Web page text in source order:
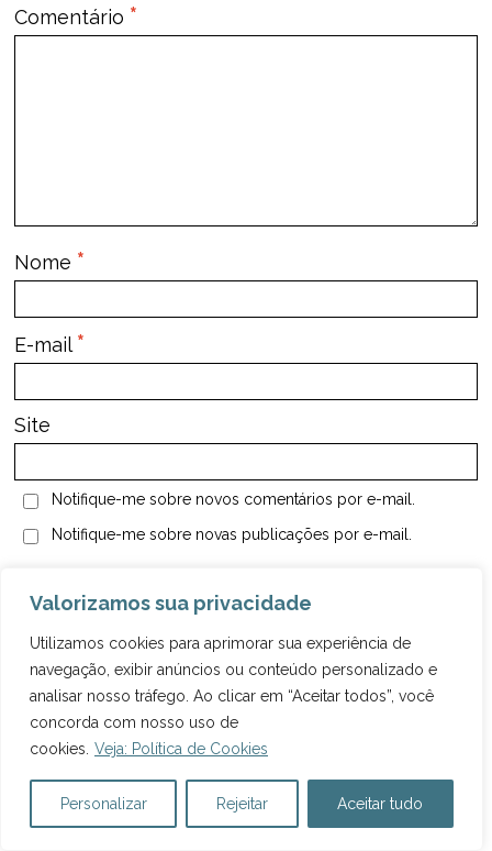
Valorizamos sua privacidade
Utilizamos cookies para aprimorar sua experiência de
navegação, exibir anúncios ou conteúdo personalizado e
analisar nosso tráfego. Ao clicar em “Aceitar todos”, você
concorda com nosso uso de
cookies. Veja: Política de Cookies
Personalizar Rejeitar Aceitar tudo
Comentário *
Nome *
E-mail*
Site
Notifique-me sobre novos comentários por e-mail.
Notifique-me sobre novas publicações por e-mail.
<POSTS ANTERIORES PRÓXIMOS POSTS >
Como viajar mais?
Inscreva-se na nossa
newsletter e ganhegrátisum